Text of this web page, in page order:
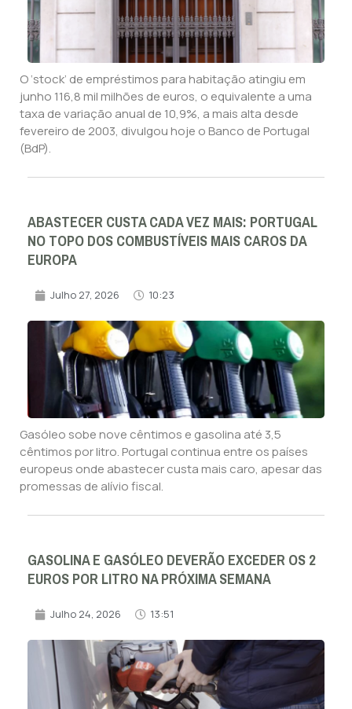
O ‘stock’ de empréstimos para habitação atingiu em
junho 116,8 mil milhões de euros, o equivalente a uma
taxa de variação anual de 10,9%, a mais alta desde
fevereiro de 2003, divulgou hoje o Banco de Portugal
(BdP).
ABASTECER CUSTA CADA VEZ MAIS: PORTUGAL
NO TOPO DOS COMBUSTÍVEIS MAIS CAROS DA
EUROPA
Julho 27, 2026 10:23
Gasóleo sobe nove cêntimos e gasolina até 3,5
cêntimos por litro. Portugal continua entre os países
europeus onde abastecer custa mais caro, apesar das
promessas de alívio fiscal.
GASOLINA E GASÓLEO DEVERÃO EXCEDER OS 2
EUROS POR LITRO NA PRÓXIMA SEMANA
Julho 24, 2026 13:51